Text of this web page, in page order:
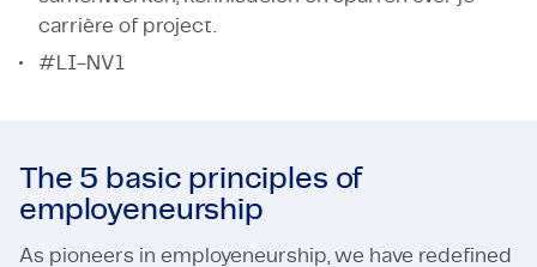
carrière of project.
#LI-NV1
The 5 basic principles of
employeneurship
As pioneers in employeneurship, we have redefined